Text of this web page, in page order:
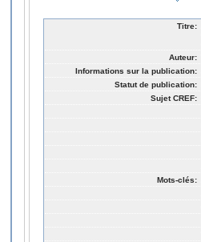
Titre:
Auteur:
Informations sur la publication:
Statut de publication:
Sujet CREF:
Mots-clés: